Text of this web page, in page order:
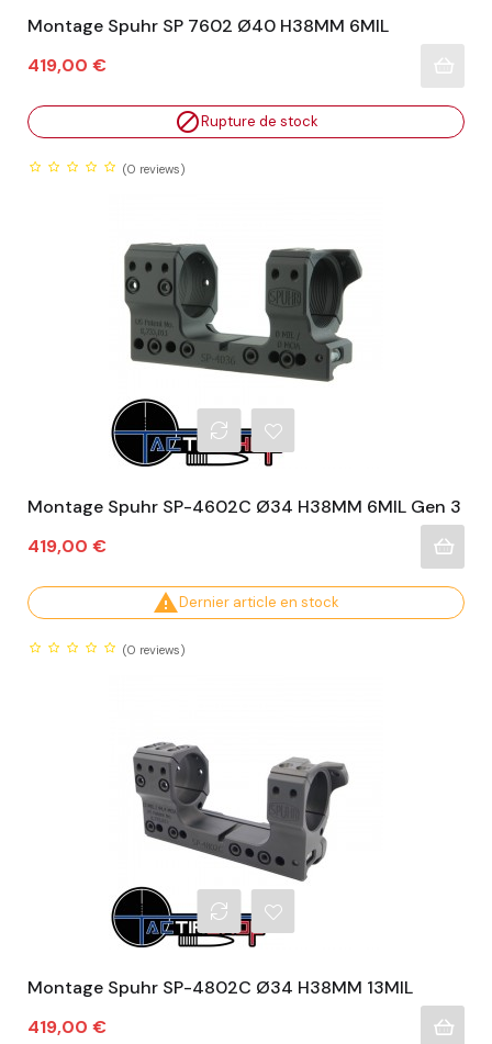
Montage Spuhr SP 7602 Ø40 H38MM 6MIL
Prix
419,00 €
Rupture de stock
(0 reviews)
Montage Spuhr SP-4602C Ø34 H38MM 6MIL Gen 3
Prix
419,00 €
Dernier article en stock
(0 reviews)
Montage Spuhr SP-4802C Ø34 H38MM 13MIL
Prix
419,00 €